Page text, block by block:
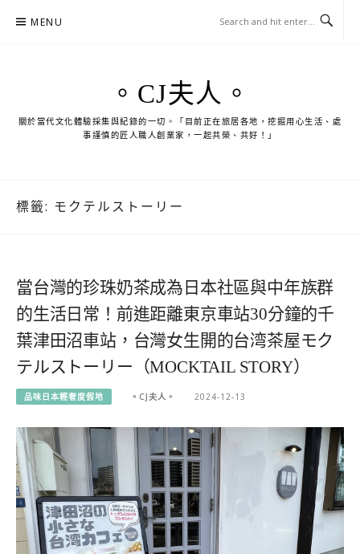
MENU
。CJ夫人。
關於當代文化體驗採集與紀錄的一切。「目前正在旅居各地，挖掘用心生活、處
事謹慎的匠人職人創業家，一起共榮、共好！」
標籤: モクテルストーリー
當台灣的珍珠奶茶成為日本社區與中年族群
的生活日常！前進距離東京車站30分鐘的千
葉津田沼車站，台灣女生開的台湾茶屋モク
テルストーリー（MOCKTAIL STORY）
品味日本輕奢度假地 。CJ夫人。 2024-12-13